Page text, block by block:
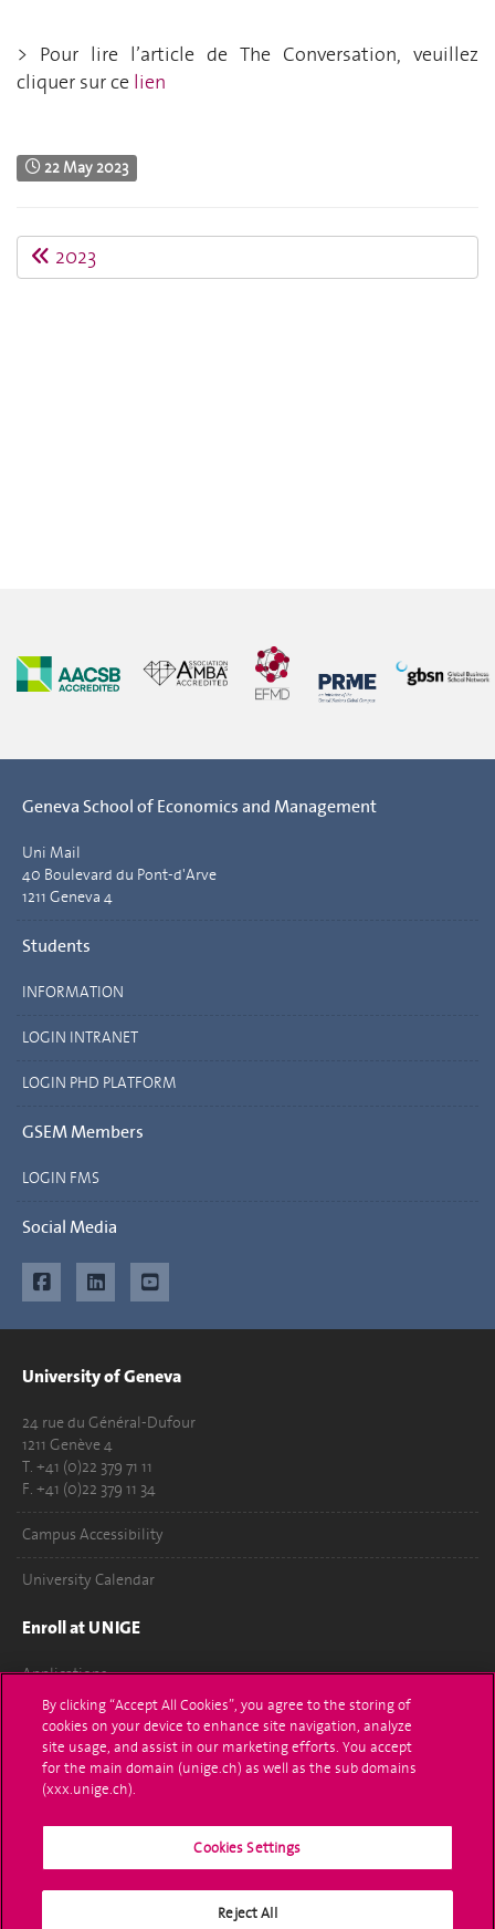
> Pour lire l’article de The Conversation, veuillez
cliquer sur ce lien
22 May 2023
2023
Geneva School of Economics and Management
Uni Mail
40 Boulevard du Pont-d'Arve
1211 Geneva 4
Students
INFORMATION
LOGIN INTRANET
LOGIN PHD PLATFORM
GSEM Members
LOGIN FMS
Social Media
University of Geneva
24 rue du Général-Dufour
1211 Genève 4
T. +41 (0)22 379 71 11
F. +41 (0)22 379 11 34
Campus Accessibility
University Calendar
Enroll at UNIGE
Applications
Administrative procedures
Ask a question
By clicking “Accept All Cookies”, you agree to the storing of
cookies on your device to enhance site navigation, analyze
site usage, and assist in our marketing efforts. You accept
for the main domain (unige.ch) as well as the sub domains
(xxx.unige.ch).
Cookies Settings
Reject All